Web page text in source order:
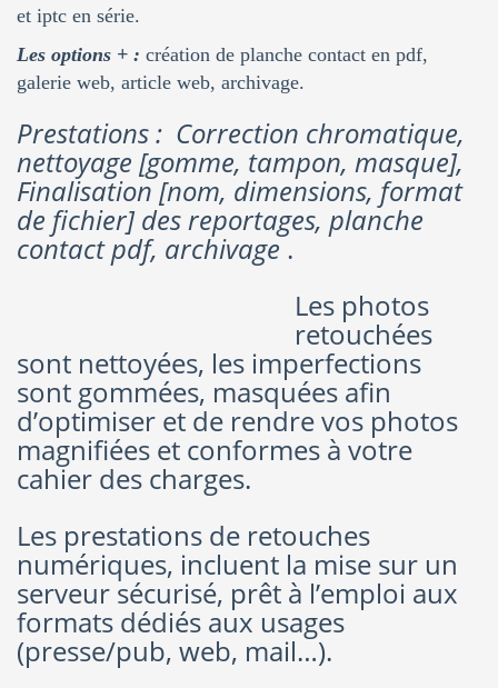
et iptc en série.
Les options + : création de planche contact en pdf,
galerie web, article web, archivage.
Prestations : Correction chromatique,
nettoyage [gomme, tampon, masque],
Finalisation [nom, dimensions, format
de fichier] des reportages, planche
contact pdf, archivage.
Les photos
retouchées
sont nettoyées, les imperfections
sont gommées, masquées afin
d’optimiser et de rendre vos photos
magnifiées et conformes à votre
cahier des charges.
Les prestations de retouches
numériques, incluent la mise sur un
serveur sécurisé, prêt à l’emploi aux
formats dédiés aux usages
(presse/pub, web, mail…).